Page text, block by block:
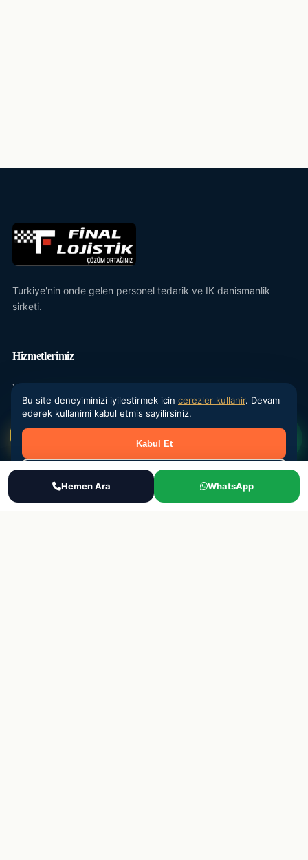
Turkiye'nin onde gelen personel tedarik ve IK danismanlik
sirketi.
Hizmetlerimiz
Yevmiyeci Personel
Maasli Personel
Donemsel Is Gucu
Outsourcing
IK Danismanlik
Ara Teklif Al
Bu site deneyiminizi iyilestirmek icin cerezler kullanir. Devam
ederek kullanimi kabul etmis sayilirsiniz.
Kabul Et
Reddet
Hemen Ara WhatsApp